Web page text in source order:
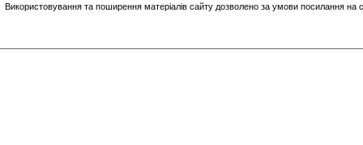
Використовування та поширення матеріалів сайту дозволено за умови посилання на